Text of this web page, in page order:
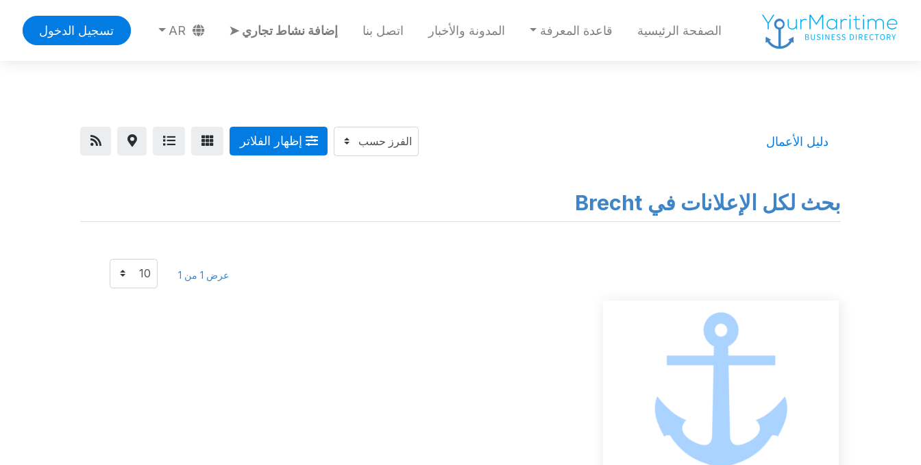
الصفحة الرئيسية قاعدة المعرفة المدونة والأخبار اتصل بنا إضافة نشاط تجاري ➤ تسجيل الدخول
دليل الأعمال إظهار الفلاتر
بحث لكل الإعلانات في Brecht
عرض 1 من 1